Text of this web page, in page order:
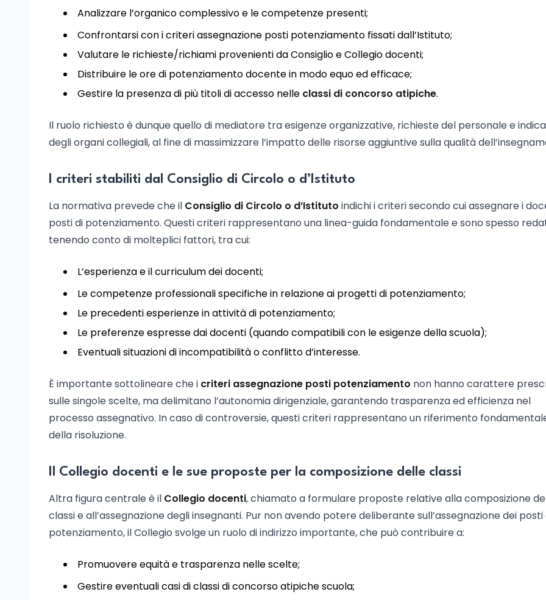
Analizzare l’organico complessivo e le competenze presenti;
Confrontarsi con i criteri assegnazione posti potenziamento fissati dall’Istituto;
Valutare le richieste/richiami provenienti da Consiglio e Collegio docenti;
Distribuire le ore di potenziamento docente in modo equo ed efficace;
Gestire la presenza di più titoli di accesso nelle classi di concorso atipiche.
Il ruolo richiesto è dunque quello di mediatore tra esigenze organizzative, richieste del personale e
degli organi collegiali, al fine di massimizzare l’impatto delle risorse aggiuntive sulla qualità
I criteri stabiliti dal Consiglio di Circolo o d’Istituto
La normativa prevede che il Consiglio di Circolo o d’Istituto indichi i criteri secondo cui assegnare i
posti di potenziamento. Questi criteri rappresentano una linea-guida fondamentale e sono spesso
tenendo conto di molteplici fattori, tra cui:
L’esperienza e il curriculum dei docenti;
Le competenze professionali specifiche in relazione ai progetti di potenziamento;
Le precedenti esperienze in attività di potenziamento;
Le preferenze espresse dai docenti (quando compatibili con le esigenze della scuola);
Eventuali situazioni di incompatibilità o conflitto d’interesse.
È importante sottolineare che i criteri assegnazione posti potenziamento non hanno carattere
sulle singole scelte, ma delimitano l’autonomia dirigenziale, garantendo trasparenza ed efficienza nel
processo assegnativo. In caso di controversie, questi criteri rappresentano un riferimento
della risoluzione.
Il Collegio docenti e le sue proposte per la composizione delle classi
Altra figura centrale è il Collegio docenti, chiamato a formulare proposte relative alla composizione
classi e all’assegnazione degli insegnanti. Pur non avendo potere deliberante sull’assegnazione dei posti
potenziamento, il Collegio svolge un ruolo di indirizzo importante, che può contribuire a:
Promuovere equità e trasparenza nelle scelte;
Gestire eventuali casi di classi di concorso atipiche scuola;